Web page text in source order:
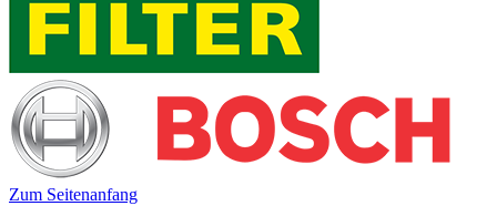
Zum Seitenanfang